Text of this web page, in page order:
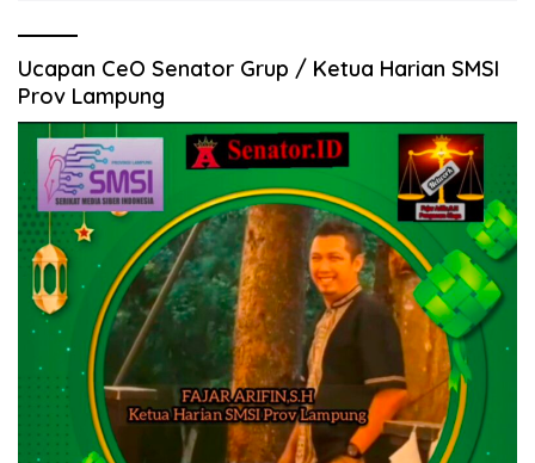
Ucapan CeO Senator Grup / Ketua Harian SMSI
Prov Lampung